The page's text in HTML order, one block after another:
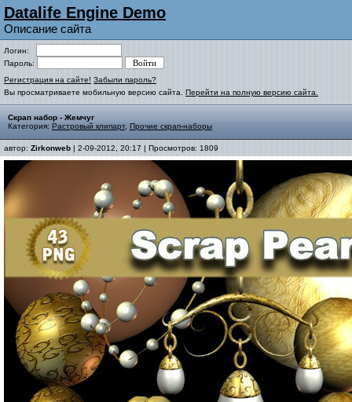
Datalife Engine Demo
Описание сайта
Логин:
Пароль:
Регистрация на сайте! Забыли пароль?
Вы просматриваете мобильную версию сайта. Перейти на полную версию сайта.
Скрап набор - Жемчуг
Категория: Растровый клипарт, Прочие скрап-наборы
автор: Zirkonweb | 2-09-2012, 20:17 | Просмотров: 1809